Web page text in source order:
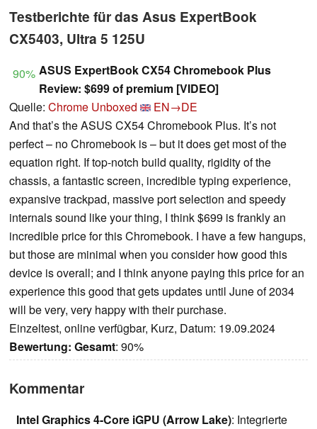
Testberichte für das Asus ExpertBook
CX5403, Ultra 5 125U
90% ASUS ExpertBook CX54 Chromebook Plus
Review: $699 of premium [VIDEO]
Quelle: Chrome Unboxed
EN→DE
And that’s the ASUS CX54 Chromebook Plus. It’s not
perfect – no Chromebook is – but it does get most of the
equation right. If top-notch build quality, rigidity of the
chassis, a fantastic screen, incredible typing experience,
expansive trackpad, massive port selection and speedy
internals sound like your thing, I think $699 is frankly an
incredible price for this Chromebook. I have a few hangups,
but those are minimal when you consider how good this
device is overall; and I think anyone paying this price for an
experience this good that gets updates until June of 2034
will be very, very happy with their purchase.
Einzeltest, online verfügbar, Kurz, Datum: 19.09.2024
Bewertung: Gesamt: 90%
Kommentar
Intel Graphics 4-Core iGPU (Arrow Lake): Integrierte